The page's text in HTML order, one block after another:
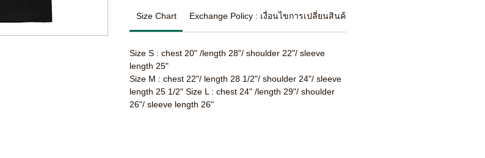
Size Chart Exchange Policy : เงื่อนไขการเปลี่ยนสินค้า
Size S : chest 20" /length 28"/ shoulder 22"/ sleeve
length 25"
Size M : chest 22"/ length 28 1/2"/ shoulder 24"/ sleeve
length 25 1/2" Size L : chest 24" /length 29"/ shoulder
26"/ sleeve length 26"